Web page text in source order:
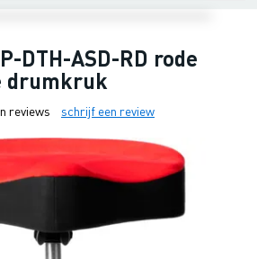
DTH-ASD-RD rode
drumkruk
reviews schrijf een review